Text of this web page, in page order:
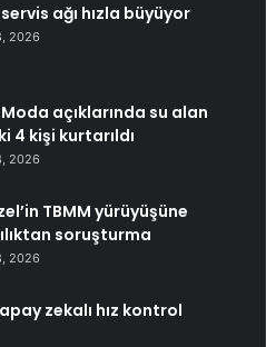
ağı hızla büyüyor
2026
açıklarında su alan
4 kişi kurtarıldı
2026
TBMM yürüyüşüne
soruşturma
2026
zekalı hız kontrol